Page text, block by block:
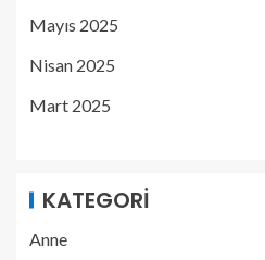
Mayıs 2025
Nisan 2025
Mart 2025
KATEGORI
Anne